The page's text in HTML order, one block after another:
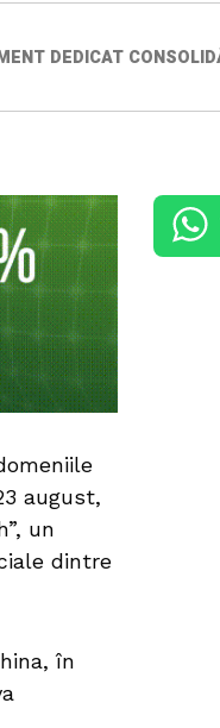
DEDICAT
august,
un
dintre
în